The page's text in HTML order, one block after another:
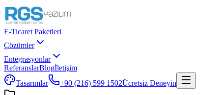
E-Ticaret Paketleri
Çözümler
Entegrasyonlar
ReferanslarBlogİletişim
Tasarımlar
+90 (216) 599 1502Ücretsiz Deneyin